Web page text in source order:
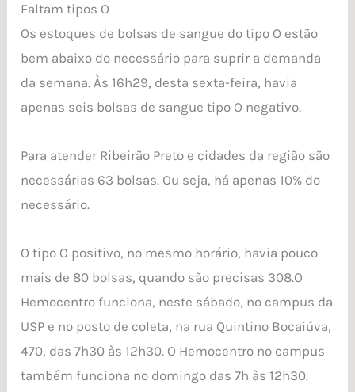
Faltam tipos O
Os estoques de bolsas de sangue do tipo O estão
bem abaixo do necessário para suprir a demanda
da semana. Às 16h29, desta sexta-feira, havia
apenas seis bolsas de sangue tipo O negativo.
Para atender Ribeirão Preto e cidades da região são
necessárias 63 bolsas. Ou seja, há apenas 10% do
necessário.
O tipo O positivo, no mesmo horário, havia pouco
mais de 80 bolsas, quando são precisas 308.O
Hemocentro funciona, neste sábado, no campus da
USP e no posto de coleta, na rua Quintino Bocaiúva,
470, das 7h30 às 12h30. O Hemocentro no campus
também funciona no domingo das 7h às 12h30.
final
de
semana